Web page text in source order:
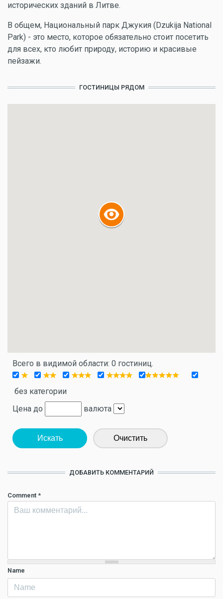
исторических зданий в Литве.
В общем, Национальный парк Джукия (Dzukija National
Park) - это место, которое обязательно стоит посетить
для всех, кто любит природу, историю и красивые
пейзажи.
ГОСТИНИЦЫ РЯДОМ
Всего в видимой области: 0 гостиниц.
без категории
Цена до
валюта
Искать Очистить
ДОБАВИТЬ КОММЕНТАРИЙ
Comment *
Name